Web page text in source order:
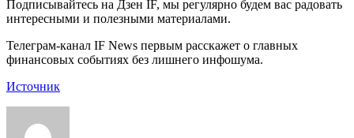
Подписывайтесь на Дзен IF, мы регулярно будем вас радовать
интересными и полезными материалами.
Телеграм-канал IF News первым расскажет о главных
финансовых событиях без лишнего инфошума.
Источник